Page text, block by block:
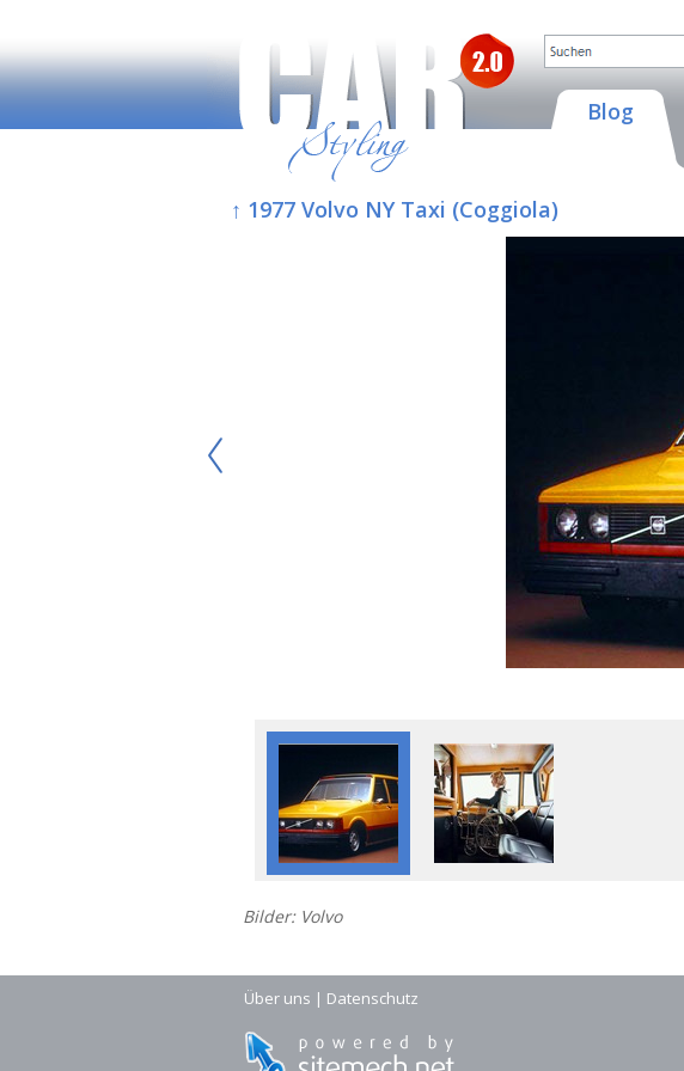
Blog
↑ 1977 Volvo NY Taxi (Coggiola)
Bilder: Volvo
Über uns | Datenschutz